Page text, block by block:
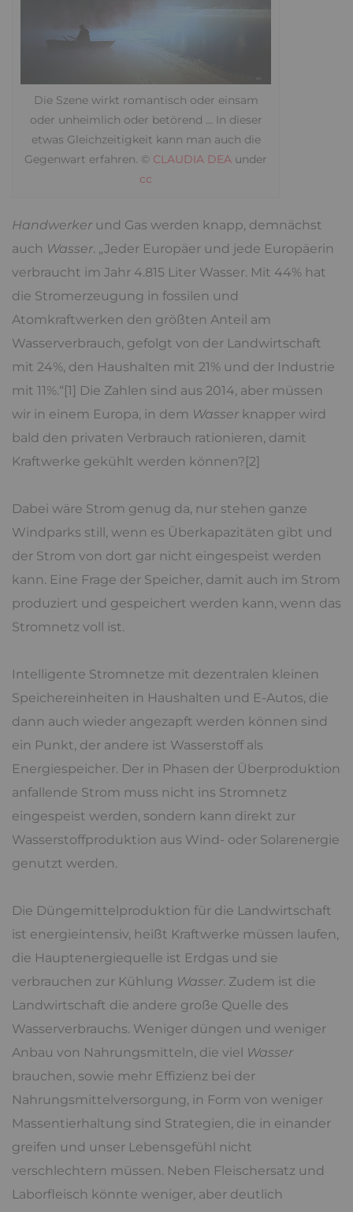
Die Szene wirkt romantisch oder einsam
oder unheimlich oder betörend … In dieser
etwas Gleichzeitigkeit kann man auch die
Gegenwart erfahren. © CLAUDIA DEA under
cc
Handwerker und Gas werden knapp, demnächst
auch Wasser. „Jeder Europäer und jede Europäerin
verbraucht im Jahr 4.815 Liter Wasser. Mit 44% hat
die Stromerzeugung in fossilen und
Atomkraftwerken den größten Anteil am
Wasserverbrauch, gefolgt von der Landwirtschaft
mit 24%, den Haushalten mit 21% und der Industrie
mit 11%.“[1] Die Zahlen sind aus 2014, aber müssen
wir in einem Europa, in dem Wasser knapper wird
bald den privaten Verbrauch rationieren, damit
Kraftwerke gekühlt werden können?[2]
Dabei wäre Strom genug da, nur stehen ganze
Windparks still, wenn es Überkapazitäten gibt und
der Strom von dort gar nicht eingespeist werden
kann. Eine Frage der Speicher, damit auch im Strom
produziert und gespeichert werden kann, wenn das
Stromnetz voll ist.
Intelligente Stromnetze mit dezentralen kleinen
Speichereinheiten in Haushalten und E-Autos, die
dann auch wieder angezapft werden können sind
ein Punkt, der andere ist Wasserstoff als
Energiespeicher. Der in Phasen der Überproduktion
anfallende Strom muss nicht ins Stromnetz
eingespeist werden, sondern kann direkt zur
Wasserstoffproduktion aus Wind- oder Solarenergie
genutzt werden.
Die Düngemittelproduktion für die Landwirtschaft
ist energieintensiv, heißt Kraftwerke müssen laufen,
die Hauptenergiequelle ist Erdgas und sie
verbrauchen zur Kühlung Wasser. Zudem ist die
Landwirtschaft die andere große Quelle des
Wasserverbrauchs. Weniger düngen und weniger
Anbau von Nahrungsmitteln, die viel Wasser
brauchen, sowie mehr Effizienz bei der
Nahrungsmittelversorgung, in Form von weniger
Massentierhaltung sind Strategien, die in einander
greifen und unser Lebensgefühl nicht
verschlechtern müssen. Neben Fleischersatz und
Laborfleisch könnte weniger, aber deutlich